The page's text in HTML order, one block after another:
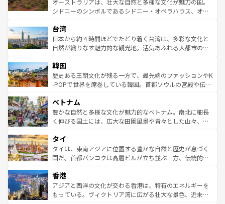
るだろう。車でのロードトリップや列車の旅も、アメリカ
情報は
文化や歴史が息づいている。「アロハスピリット」と呼ば
人々、おいしいローカルフードやハワイアンミュージッ
ク、伝統的なフラダンスなど、すべてがハワイの魅力を彩
っている。訪れるたびに新しい発見と感動が待っているハ
はコンテンツ一覧
オーストラリアは、壮大な自然と多様な文化が魅力の国。
シドニーのシンボルであるシドニー・オペラハウス、オー
リアリーフや大陸中央部にそびえるウルル（エアーズロッ
ク）、タスマニアの美しい原生林やケアンズの熱帯雨林な
ど、見どころがたくさん。また、カフェやワイン、オージ
いる。アクティビティも充実しており、サーフィンやダイ
ビング、ハイキングなど、アウトドア好きにはたまらな
い。オーストラリアの多彩な魅力を存分に味わいつくそ
参照してほしい。
台湾
日本から約４時間ほどでたどり着く台湾は、多彩な文化と
自然が織りなす魅力的な観光地。活気あふれる大都市の台
ン）、静ひつな山岳地帯である台湾東部など、都市の喧騒
と山間の静けさが共存しており、訪れる人に新しい発見と
驚きをもたらしてくれる。また、奥深い台湾の食文化も魅
容にもいいと評判のスイーツなど、バラエティ豊かな料理
が味わえる。 なお、新着の台湾情報は コンテンツ一覧を参
照してほしい。
韓国
歴史ある王朝文化が残る一方で、最先端のファッションやK
-POPで世界を席巻している韓国。首都ソウルの宮殿や伝統
き、地方に足を延ばせば四季折々の自然美を楽しむことが
できる。そして、キムチや焼肉、絶品のストリートフード
まで、さまざまな韓国料理が待っている。夜には、韓国な
リティに包まれながら、韓国の多彩な魅力を心ゆくまで味
わってみてほしい。 なお、新着の韓国情報はコンテンツ一
覧を参照してほしい。
ベトナム
豊かな自然と多様な文化が魅力的なベトナム。南北に細長
く伸びる国土には、広大な田園風景や青々とした山々、世
急速な発展と共に伝統が息づく。ハノイの古い町並みやホ
ーチミン市のフランス統治時代の建物も、独特の雰囲気を
醸し出している。また、バラエティの豊かさとおいしさで
とつ。フォーやバインミー、ベトナムコーヒーなどは、ぜ
ひ現地で味わいたい。どの地域を訪れてもあたたかい人々
が旅行者を迎えてくれるので、きっと忘れられない旅にな
タイ
タイは、東南アジアに位置する豊かな自然と歴史が息づく
国だ。首都バンコクは高層ビルが立ち並ぶ一方、伝統的な
の活気が交差している。北部ではチェンマイなどの山岳地
帯で自然と触れ合い、南部ではプーケットやクラビの美し
いビーチでリゾート気分を楽しむことができる。タイ料理
香港
アジアと西洋の文化が交わる香港は、特有のエネルギーを
もっている。ヴィクトリア湾に広がる壮大な景色、近未来